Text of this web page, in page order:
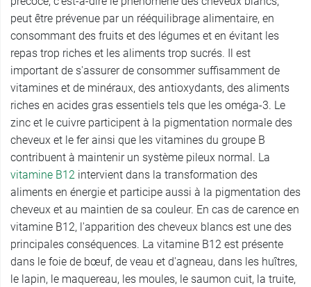
peut être prévenue par un rééquilibrage alimentaire, en
consommant des fruits et des légumes et en évitant les
repas trop riches et les aliments trop sucrés. Il est
important de s'assurer de consommer suffisamment de
vitamines et de minéraux, des antioxydants, des aliments
riches en acides gras essentiels tels que les oméga-3. Le
zinc et le cuivre participent à la pigmentation normale des
cheveux et le fer ainsi que les vitamines du groupe B
contribuent à maintenir un système pileux normal. La
vitamine B12 intervient dans la transformation des
aliments en énergie et participe aussi à la pigmentation des
cheveux et au maintien de sa couleur. En cas de carence en
vitamine B12, l'apparition des cheveux blancs est une des
principales conséquences. La vitamine B12 est présente
dans le foie de bœuf, de veau et d'agneau, dans les huîtres,
le lapin, le maquereau, les moules, le saumon cuit, la truite,